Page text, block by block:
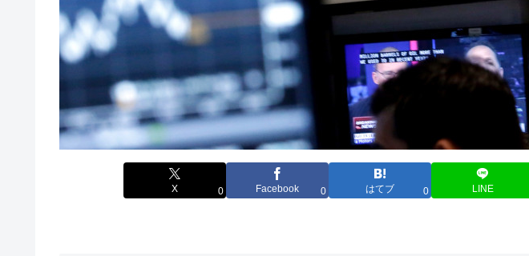
X 0 Facebook 0 はてブ 0 LINE